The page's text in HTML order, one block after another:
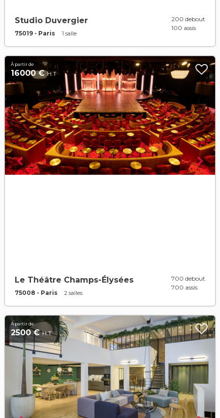
Studio Duvergier
75019 - Paris 1 salle
200 debout
100 assis
À partir de
16000 €H.T
Le Théâtre Champs-Élysées
75008 - Paris 2 salles
700 debout
700 assis
À partir de
2500 €H.T